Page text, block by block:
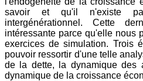
savoir et qu'il n'existe
intergénérationnel. Cette
intéressante parce qu'elle nous
exercices de simulation. Trois
pouvoir ressortir d'une telle
de la dette, la dynamique des
dynamique de la croissance